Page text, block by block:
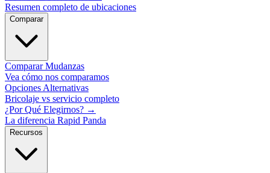
Resumen completo de ubicaciones
Comparar
Comparar Mudanzas
Vea cómo nos comparamos
Opciones Alternativas
Bricolaje vs servicio completo
¿Por Qué Elegirnos? →
La diferencia Rapid Panda
Recursos